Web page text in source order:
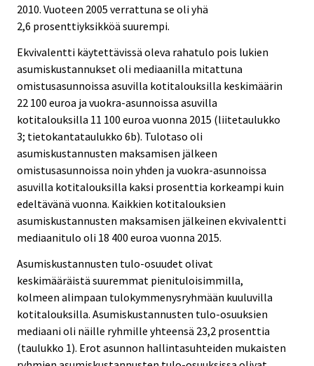
2010. Vuoteen 2005 verrattuna se oli yhä
2,6 prosenttiyksikköä suurempi.
Ekvivalentti käytettävissä oleva rahatulo pois lukien
asumiskustannukset oli mediaanilla mitattuna
omistusasunnoissa asuvilla kotitalouksilla keskimäärin
22 100 euroa ja vuokra-asunnoissa asuvilla
kotitalouksilla 11 100 euroa vuonna 2015 (liitetaulukko
3; tietokantataulukko 6b). Tulotaso oli
asumiskustannusten maksamisen jälkeen
omistusasunnoissa noin yhden ja vuokra-asunnoissa
asuvilla kotitalouksilla kaksi prosenttia korkeampi kuin
edeltävänä vuonna. Kaikkien kotitalouksien
asumiskustannusten maksamisen jälkeinen ekvivalentti
mediaanitulo oli 18 400 euroa vuonna 2015.
Asumiskustannusten tulo-osuudet olivat
keskimääräistä suuremmat pienituloisimmilla,
kolmeen alimpaan tulokymmenysryhmään kuuluvilla
kotitalouksilla. Asumiskustannusten tulo-osuuksien
mediaani oli näille ryhmille yhteensä 23,2 prosenttia
(taulukko 1). Erot asunnon hallintasuhteiden mukaisten